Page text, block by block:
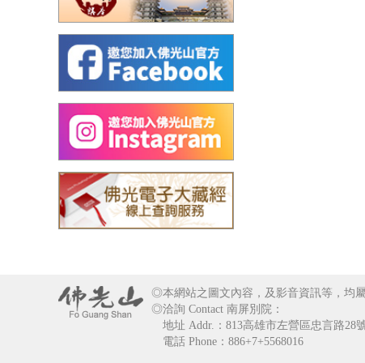
◎本網站之圖文內容，及影音資訊等，均
◎洽詢 Contact 南屏別院：
地址 Addr.：813高雄市左營區忠言路28
電話 Phone：886+7+5568016